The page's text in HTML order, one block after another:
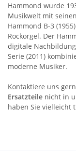
Hammond wurde
Musikwelt mit
Hammond B-3
Rockorgel. Der
digitale
Serie (2011)
moderne Musiker.
Kontaktiere uns
Ersatzteile nicht in
haben Sie vielleicht